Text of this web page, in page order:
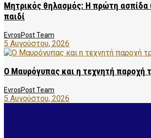
Μητρικός θηλασμός: Η πρώτη ασπίδα
παιδί
EvrosPost Team
5 Αυγούστου, 2026
Ο Μαυρόγυπας και η τεχνητή παροχή
EvrosPost Team
5 Αυγούστου, 2026